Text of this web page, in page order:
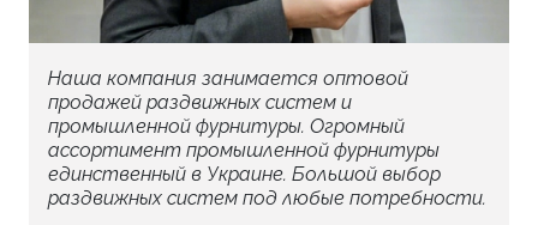
Наша компания занимается оптовой
продажей раздвижных систем и
промышленной фурнитуры. Огромный
ассортимент промышленной фурнитуры
единственный в Украине. Большой выбор
раздвижных систем под любые потребности.